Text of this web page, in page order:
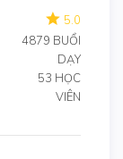
5.0
4879 BUỔI
DẠY
53 HỌC
VIÊN